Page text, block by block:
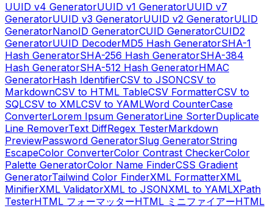
UUID v4 GeneratorUUID v1 GeneratorUUID v7
GeneratorUUID v3 GeneratorUUID v2 GeneratorULID
GeneratorNanoID GeneratorCUID GeneratorCUID2
GeneratorUUID DecoderMD5 Hash GeneratorSHA-1
Hash GeneratorSHA-256 Hash GeneratorSHA-384
Hash GeneratorSHA-512 Hash GeneratorHMAC
GeneratorHash IdentifierCSV to JSONCSV to
MarkdownCSV to HTML TableCSV FormatterCSV to
SQLCSV to XMLCSV to YAMLWord CounterCase
ConverterLorem Ipsum GeneratorLine SorterDuplicate
Line RemoverText DiffRegex TesterMarkdown
PreviewPassword GeneratorSlug GeneratorString
EscapeColor ConverterColor Contrast CheckerColor
Palette GeneratorColor Name FinderCSS Gradient
GeneratorTailwind Color FinderXML FormatterXML
MinifierXML ValidatorXML to JSONXML to YAMLXPath
TesterHTML フォーマッターHTML ミニファイアーHTML